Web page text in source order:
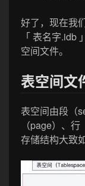
好了，现在我
「 表名字.idb
空间文件。
表空间文
表空间由段（
（page）、
存储结构大致